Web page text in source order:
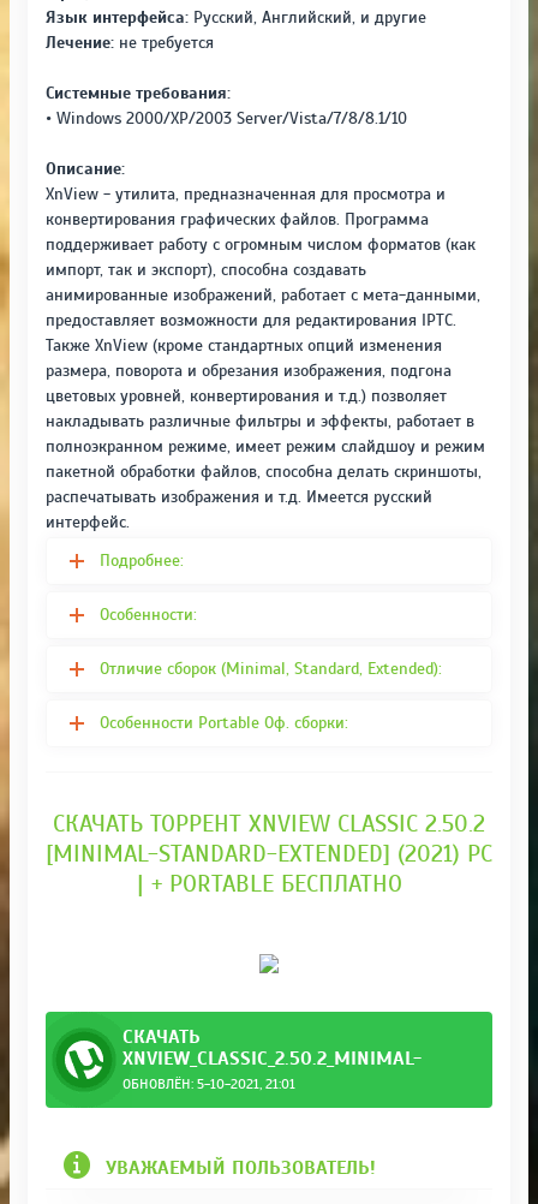
Язык интерфейса: Русский, Английский, и другие
Лечение: не требуется
Системные требования:
• Windows 2000/XP/2003 Server/Vista/7/8/8.1/10
Описание:
XnView - утилита, предназначенная для просмотра и
конвертирования графических файлов. Программа
поддерживает работу с огромным числом форматов (как
импорт, так и экспорт), способна создавать
анимированные изображений, работает с мета-данными,
предоставляет возможности для редактирования IPTC.
Также XnView (кроме стандартных опций изменения
размера, поворота и обрезания изображения, подгона
цветовых уровней, конвертирования и т.д.) позволяет
накладывать различные фильтры и эффекты, работает в
полноэкранном режиме, имеет режим слайдшоу и режим
пакетной обработки файлов, способна делать скриншоты,
распечатывать изображения и т.д. Имеется русский
интерфейс.
Подробнее:
Особенности:
Отличие сборок (Minimal, Standard, Extended):
Особенности Portable Оф. сборки:
СКАЧАТЬ ТОРРЕНТ XNVIEW CLASSIC 2.50.2
[MINIMAL-STANDARD-EXTENDED] (2021) РС
| + PORTABLE БЕСПЛАТНО
СКАЧАТЬ
XNVIEW_CLASSIC_2.50.2_MINIMAL-
STANDARD-EXTENDED.TORRENT
ОБНОВЛЁН: 5-10-2021, 21:01
УВАЖАЕМЫЙ ПОЛЬЗОВАТЕЛЬ!